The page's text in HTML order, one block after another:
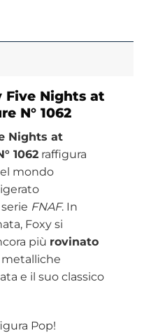
Five Nights at
N° 1062
Nights at
1062raffigura
mondo
FNAF. In
Foxy si
più rovinato
e il suo classico
Pop!